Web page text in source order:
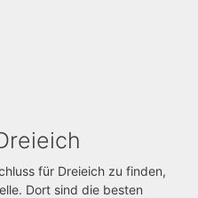
für Dreieich zu finden,
Dort sind die besten